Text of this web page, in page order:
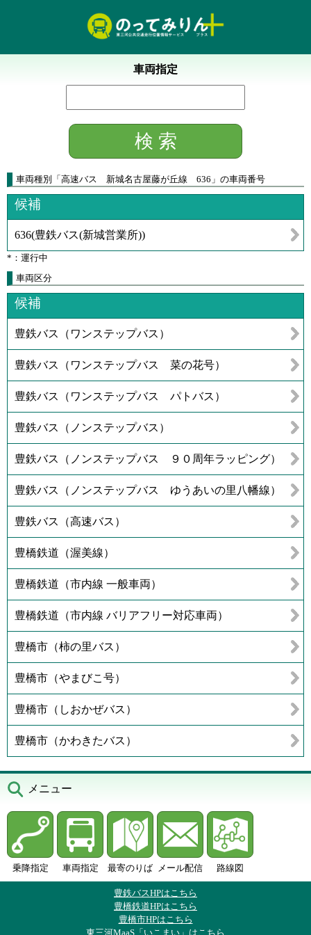
車両指定
車両種別 「 高速バス 新城名古屋藤が丘線 636 」 の車両番号
候補
636(豊鉄バス(新城営業所))
*：運行中
車両区分
候補
豊鉄バス（ワンステップバス）
豊鉄バス（ワンステップバス 菜の花号）
豊鉄バス（ワンステップバス パトバス）
豊鉄バス（ノンステップバス）
豊鉄バス（ノンステップバス ９０周年ラッピング）
豊鉄バス（ノンステップバス ゆうあいの里八幡線）
豊鉄バス（高速バス）
豊橋鉄道（渥美線）
豊橋鉄道（市内線 一般車両）
豊橋鉄道（市内線 バリアフリー対応車両）
豊橋市（柿の里バス）
豊橋市（やまびこ号）
豊橋市（しおかぜバス）
豊橋市（かわきたバス）
メニュー
乗降指定 車両指定 最寄のりば メール配信 路線図
豊鉄バスHPはこちら
豊橋鉄道HPはこちら
豊橋市HPはこちら
東三河MaaS「いこまい」はこちら